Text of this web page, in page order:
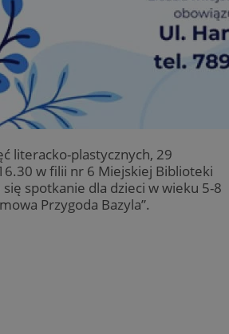
literacko-plastycznych, 29
w filii nr 6 Miejskiej Biblioteki
spotkanie dla dzieci w wieku 5-8
Przygoda Bazyla”.